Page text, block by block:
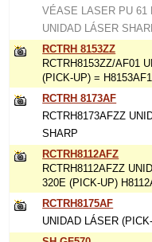
VÉASE LASER PU 61
UNIDAD LÁSER
RCTRH 8153ZZ
RCTRH8153ZZ/AF01
(PICK-UP) =
RCTRH 8173AF
RCTRH8173AFZZ
SHARP
RCTRH8112AFZ
RCTRH8112AFZZ
320E (PICK-UP)
RCTRH8175AF
UNIDAD LÁSER